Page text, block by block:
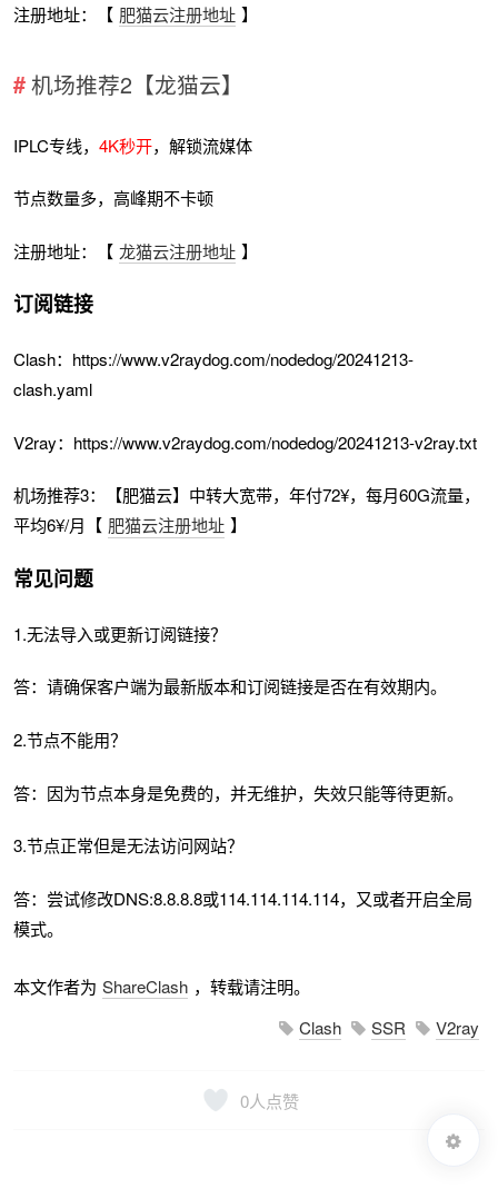
注册地址：【 肥猫云注册地址 】
机场推荐2【龙猫云】
IPLC专线，4K秒开，解锁流媒体
节点数量多，高峰期不卡顿
注册地址：【 龙猫云注册地址 】
订阅链接
Clash：https://www.v2raydog.com/nodedog/20241213-
clash.yaml
V2ray：https://www.v2raydog.com/nodedog/20241213-v2ray.txt
机场推荐3：【肥猫云】中转大宽带，年付72¥，每月60G流量，
平均6¥/月【 肥猫云注册地址 】
常见问题
1.无法导入或更新订阅链接？
答：请确保客户端为最新版本和订阅链接是否在有效期内。
2.节点不能用？
答：因为节点本身是免费的，并无维护，失效只能等待更新。
3.节点正常但是无法访问网站？
答：尝试修改DNS:8.8.8.8或114.114.114.114，又或者开启全局
模式。
本文作者为 ShareClash ，转载请注明。
Clash
SSR V2ray
0人点赞